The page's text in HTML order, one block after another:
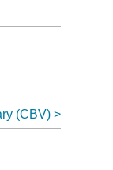
(CBV)